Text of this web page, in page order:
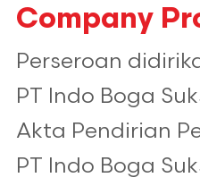
Company
Perseroan
PT Indo Boga
Akta Pendirian
PT Indo Boga